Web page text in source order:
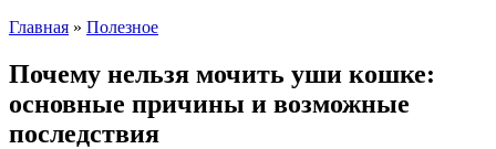
Главная » Полезное
Почему нельзя мочить уши кошке:
основные причины и возможные
последствия